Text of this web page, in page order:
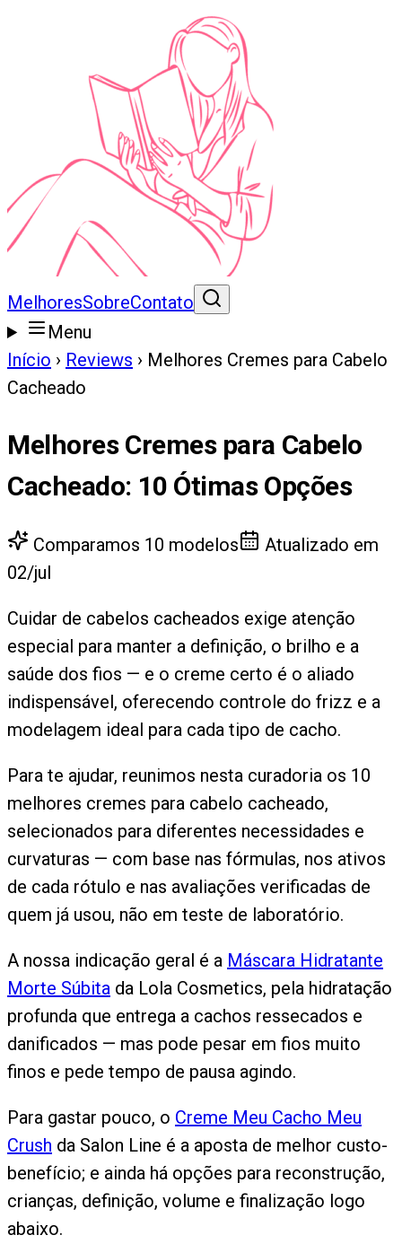
MelhoresSobreContato
Menu
Início › Reviews › Melhores Cremes para Cabelo
Cacheado
Melhores Cremes para Cabelo
Cacheado: 10 Ótimas Opções
Comparamos 10 modelos
Atualizado em
02/jul
Cuidar de cabelos cacheados exige atenção
especial para manter a definição, o brilho e a
saúde dos fios — e o creme certo é o aliado
indispensável, oferecendo controle do frizz e a
modelagem ideal para cada tipo de cacho.
Para te ajudar, reunimos nesta curadoria os 10
melhores cremes para cabelo cacheado,
selecionados para diferentes necessidades e
curvaturas — com base nas fórmulas, nos ativos
de cada rótulo e nas avaliações verificadas de
quem já usou, não em teste de laboratório.
A nossa indicação geral é a Máscara Hidratante
Morte Súbita da Lola Cosmetics, pela hidratação
profunda que entrega a cachos ressecados e
danificados — mas pode pesar em fios muito
finos e pede tempo de pausa agindo.
Para gastar pouco, o Creme Meu Cacho Meu
Crush da Salon Line é a aposta de melhor custo-
benefício; e ainda há opções para reconstrução,
crianças, definição, volume e finalização logo
abaixo.